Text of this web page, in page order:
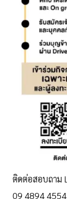
ติดต่อสอบถาม
09 4894